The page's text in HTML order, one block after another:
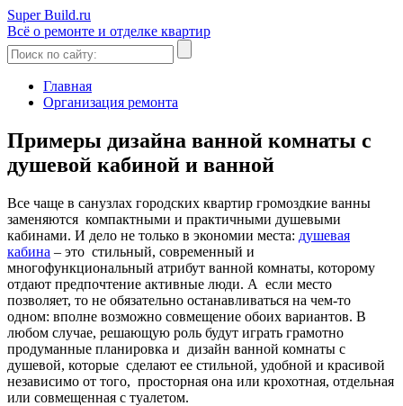
Super Build.ru
Всё о ремонте и отделке квартир
Главная
Организация ремонта
Примеры дизайна ванной комнаты с
душевой кабиной и ванной
Все чаще в санузлах городских квартир громоздкие ванны
заменяются компактными и практичными душевыми
кабинами. И дело не только в экономии места: душевая
кабина – это стильный, современный и
многофункциональный атрибут ванной комнаты, которому
отдают предпочтение активные люди. А если место
позволяет, то не обязательно останавливаться на чем-то
одном: вполне возможно совмещение обоих вариантов. В
любом случае, решающую роль будут играть грамотно
продуманные планировка и дизайн ванной комнаты с
душевой, которые сделают ее стильной, удобной и красивой
независимо от того, просторная она или крохотная, отдельная
или совмещенная с туалетом.